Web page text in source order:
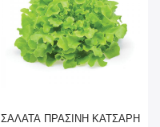
ΣΑΛΑΤΑ ΠΡΑΣΙΝΗ ΚΑΤΣΑΡΗ